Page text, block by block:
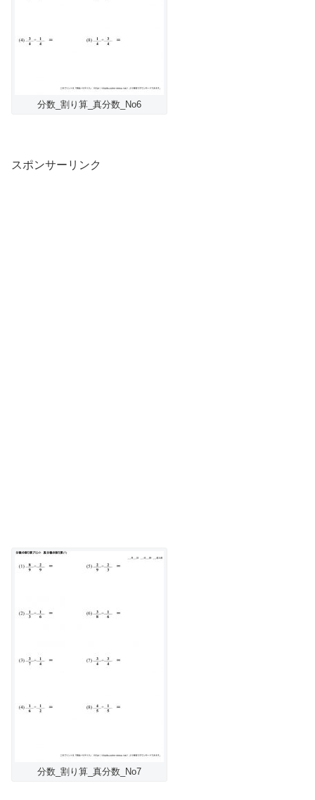
分数_割り算_真分数_No6
スポンサーリンク
分数_割り算_真分数_No7